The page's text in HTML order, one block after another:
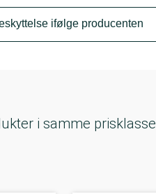
ifølge producenten
i samme prisklasse